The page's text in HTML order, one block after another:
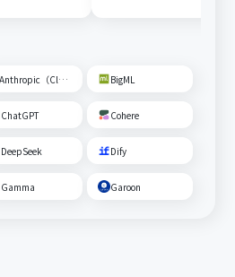
Anthropic（Claude） BigML
ChatGPT Cohere
DeepSeek Dify
Gamma Garoon